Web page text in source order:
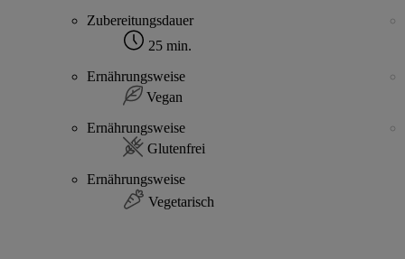
Zubereitungsdauer
25 min.
Ernährungsweise
Vegan
Ernährungsweise
Glutenfrei
Ernährungsweise
Vegetarisch